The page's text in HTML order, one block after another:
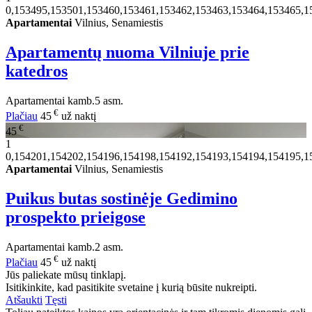
Apartamentai Vilnius, Senamiestis
Apartamentų nuoma Vilniuje prie
katedros
Apartamentai kamb.5 asm.
Plačiau 45 € už naktį
45 €
1
Apartamentai Vilnius, Senamiestis
Puikus butas sostinėje Gedimino
prospekto prieigose
Apartamentai kamb.2 asm.
Plačiau 45 € už naktį
Jūs paliekate mūsų tinklapį.
Isitikinkite, kad pasitikite svetaine į kurią būsite nukreipti.
Atšaukti Tęsti